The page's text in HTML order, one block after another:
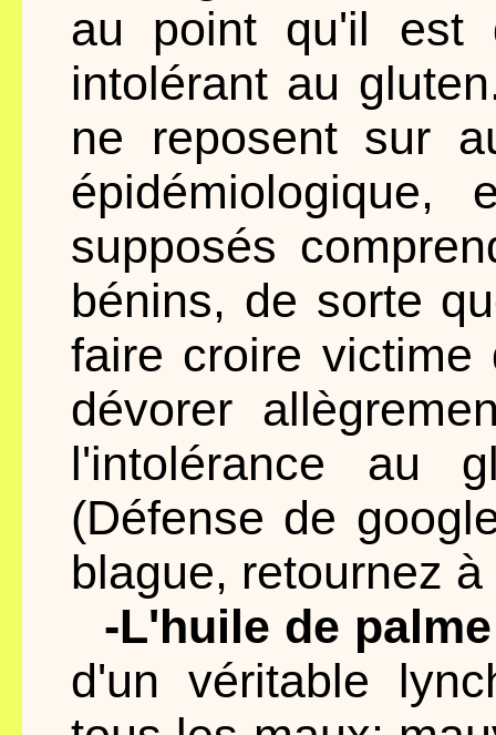
au point qu'il est
intolérant au
ne reposent sur
supposés
bénins, de sorte
faire croire
dévorer
l'intolérance au
(Défense de
blague, retournez
-L'huile de palme
d'un véritable